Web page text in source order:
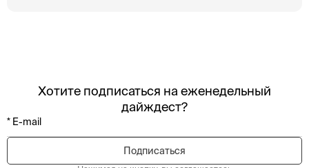
Хотите подписаться на еженедельный
дайждест?